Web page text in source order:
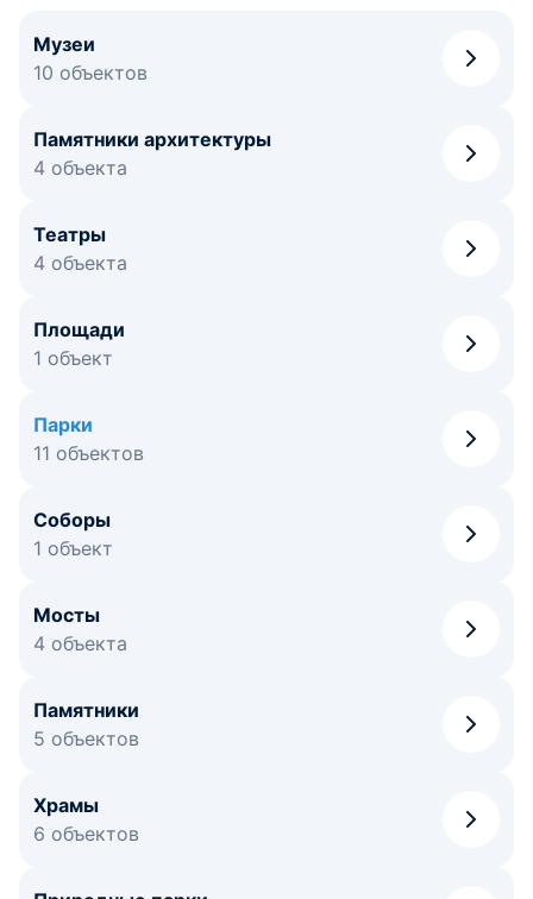
Музеи
10 объектов
Памятники архитектуры
4 объекта
Театры
4 объекта
Площади
1 объект
Парки
11 объектов
Соборы
1 объект
Мосты
4 объекта
Памятники
5 объектов
Храмы
6 объектов